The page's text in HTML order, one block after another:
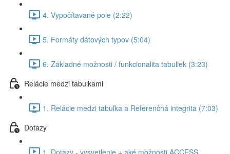
4. Vypočítavané pole (2:22)
5. Formáty dátových typov (5:04)
6. Základné možnosti / funkcionalita tabuliek (3:23)
Relácie medzi tabuľkami
1. Relácie medzi tabuľka a Referenčná integrita (7:03)
Dotazy
1. Dotazy - vysvetlenie + aké možnosti ACCESS